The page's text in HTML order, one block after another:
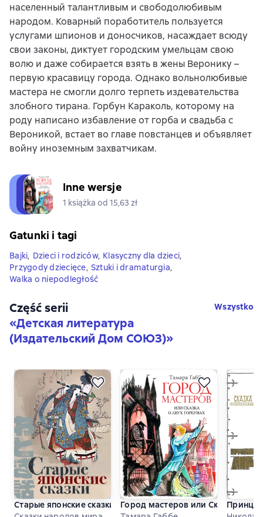
населенный талантливым и свободолюбивым
народом. Коварный поработитель пользуется
услугами шпионов и доносчиков, насаждает всюду
свои законы, диктует городским умельцам свою
волю и даже собирается взять в жены Веронику –
первую красавицу города. Однако вольнолюбивые
мастера не смогли долго терпеть издевательства
злобного тирана. Горбун Караколь, которому на
роду написано избавление от горба и свадьба с
Вероникой, встает во главе повстанцев и объявляет
войну иноземным захватчикам.
Inne wersje
1 książka od 15,63 zł
Gatunki i tagi
Bajki, Dzieci i rodziców, Klasyczny dla dzieci,
Przygody dziecięce, Sztuki i dramaturgia,
Walka o niepodległość
Część serii
«Детская литература
(Издательский Дом СОЮЗ)»
Wszystko
Старые японские сказки
Город мастеров или Сказка о